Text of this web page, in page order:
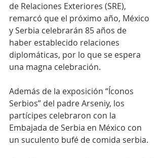
de Relaciones Exteriores (SRE),
remarcó que el próximo año, México
y Serbia celebrarán 85 años de
haber establecido relaciones
diplomáticas, por lo que se espera
una magna celebración.
Además de la exposición “Íconos
Serbios” del padre Arseniy, los
partícipes celebraron con la
Embajada de Serbia en México con
un suculento bufé de comida serbia.